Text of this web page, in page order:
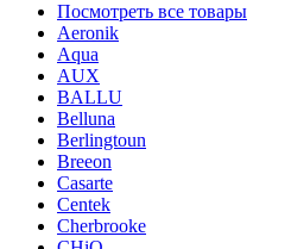
Посмотреть все товары
Aeronik
Aqua
AUX
BALLU
Belluna
Berlingtoun
Breeon
Casarte
Centek
Cherbrooke